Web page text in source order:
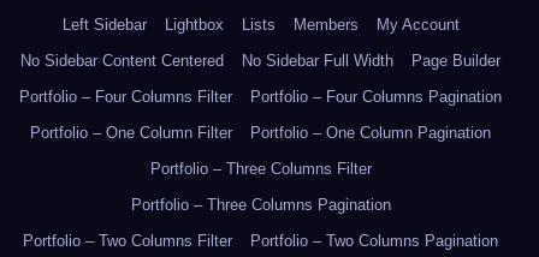
Left Sidebar
Lightbox Lists Members
My Account
No Sidebar Content Centered
No Sidebar Full Width
Page Builder
Portfolio – Four Columns Filter
Portfolio – Four Columns Pagination
Portfolio – One Column Filter
Portfolio – One Column Pagination
Portfolio – Three Columns Filter
Portfolio – Three Columns Pagination
Portfolio – Two Columns Filter
Portfolio – Two Columns Pagination